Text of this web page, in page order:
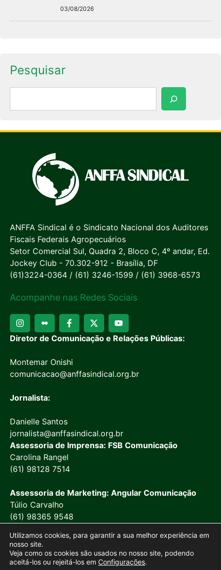
03/08/2026
Pesquisar
ANFFA Sindical é o Sindicato Nacional dos Auditores
Fiscais Federais Agropecuários
Setor Comercial Sul, Quadra 2, Bloco C, 4º andar, Ed.
Jockey Club - 70.302-912 - Brasília, DF
(61)3224-0364 / (61) 3246-1599 / (61) 3968-6573
Acompanhe nas Redes Sociais
Diretor de Comunicação e Relações Públicas:
Montemar Onishi
comunicacao@anffasindical.org.br
Jornalista:
Danielle Santos
jornalista@anffasindical.org.br
Assessoria de Imprensa: FSB Comunicação
Carolina Rangel
(61) 98128 7514
Assessoria de Marketing: Angular Comunicação
Túlio Carvalho
(61) 98365 9548
Utilizamos cookies, para garantir a sua melhor experiência em
nosso site.
Veja como os cookies são usados no nosso site, podendo
aceitá-los ou rejeitá-los em Configurações.